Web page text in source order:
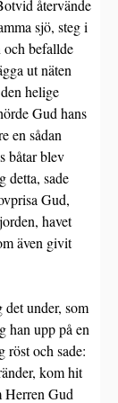
återvände
sjö, steg i
befallde
ut näten
helige
Gud hans
en sådan
båtar blev
detta, sade
Gud,
havet
även givit
under, som
han upp på en
röst och sade:
kom hit
Herren Gud